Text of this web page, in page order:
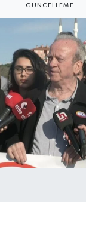
GÜNCELLEME